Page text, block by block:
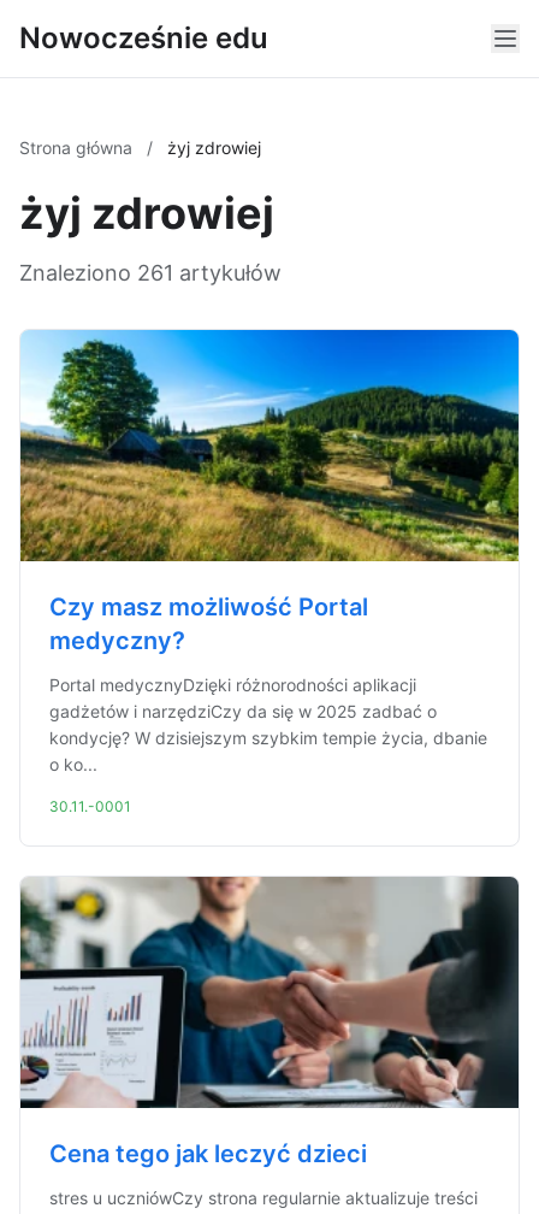
Nowocześnie edu
Strona główna / żyj zdrowiej
żyj zdrowiej
Znaleziono 261 artykułów
Czy masz możliwość Portal
medyczny?
Portal medycznyDzięki różnorodności aplikacji
gadżetów i narzędziCzy da się w 2025 zadbać o
kondycję? W dzisiejszym szybkim tempie życia, dbanie
o ko...
30.11.-0001
Cena tego jak leczyć dzieci
stres u uczniówCzy strona regularnie aktualizuje treści